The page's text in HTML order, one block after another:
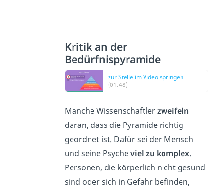
Kritik an der
Bedürfnispyramide
zur Stelle im Video springen
(01:48)
Manche Wissenschaftlerzweifeln
daran, dass die Pyramide richtig
geordnet ist. Dafür sei der Mensch
und seine Psycheviel zu komplex.
Personen, die körperlich nicht gesund
sind oder sich in Gefahr befinden,